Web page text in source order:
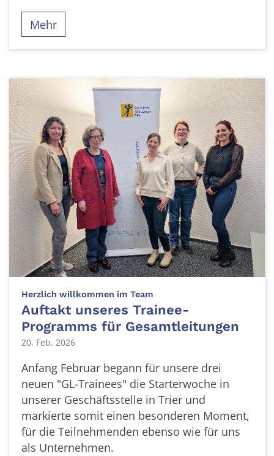
Mehr
Herzlich willkommen im Team
Auftakt unseres Trainee-
Programms für Gesamtleitungen
20. Feb. 2026
Anfang Februar begann für unsere drei
neuen "GL-Trainees" die Starterwoche in
unserer Geschäftsstelle in Trier und
markierte somit einen besonderen Moment,
für die Teilnehmenden ebenso wie für uns
als Unternehmen.